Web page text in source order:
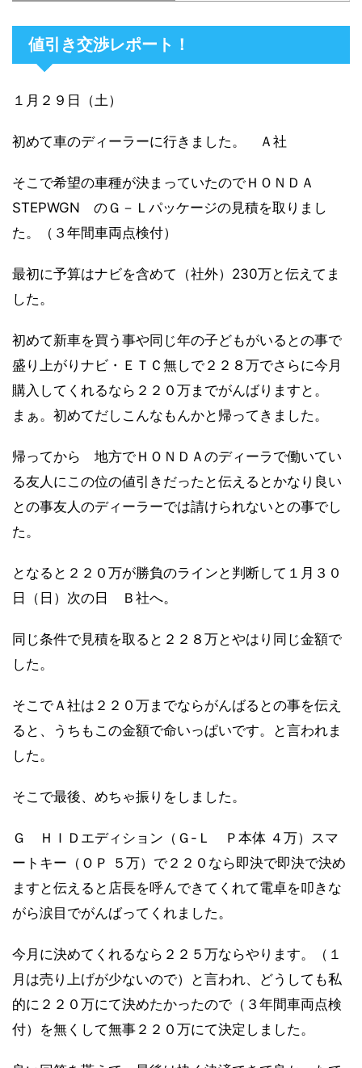
値引き交渉レポート！
１月２９日（土）
初めて車のディーラーに行きました。 Ａ社
そこで希望の車種が決まっていたのでＨＯＮＤＡ
STEPWGN のＧ－Ｌパッケージの見積を取りまし
た。（３年間車両点検付）
最初に予算はナビを含めて（社外）230万と伝えてま
した。
初めて新車を買う事や同じ年の子どもがいるとの事で
盛り上がりナビ・ＥＴＣ無しで２２８万でさらに今月
購入してくれるなら２２０万までがんばりますと。
まぁ。初めてだしこんなもんかと帰ってきました。
帰ってから 地方でＨＯＮＤＡのディーラで働いてい
る友人にこの位の値引きだったと伝えるとかなり良い
との事友人のディーラーでは請けられないとの事でし
た。
となると２２０万が勝負のラインと判断して１月３０
日（日）次の日 Ｂ社へ。
同じ条件で見積を取ると２２８万とやはり同じ金額で
した。
そこでＡ社は２２０万までならがんばるとの事を伝え
ると、うちもこの金額で命いっぱいです。と言われま
した。
そこで最後、めちゃ振りをしました。
Ｇ ＨＩＤエディション（Ｇ-Ｌ Ｐ本体 ４万）スマ
ートキー（ＯＰ ５万）で２２０なら即決で即決で決め
ますと伝えると店長を呼んできてくれて電卓を叩きな
がら涙目でがんばってくれました。
今月に決めてくれるなら２２５万ならやります。（１
月は売り上げが少ないので）と言われ、どうしても私
的に２２０万にて決めたかったので（３年間車両点検
付）を無くして無事２２０万にて決定しました。